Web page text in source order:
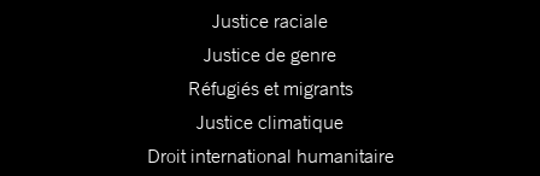
Justice raciale
Justice de genre
Réfugiés et migrants
Justice climatique
Droit international humanitaire